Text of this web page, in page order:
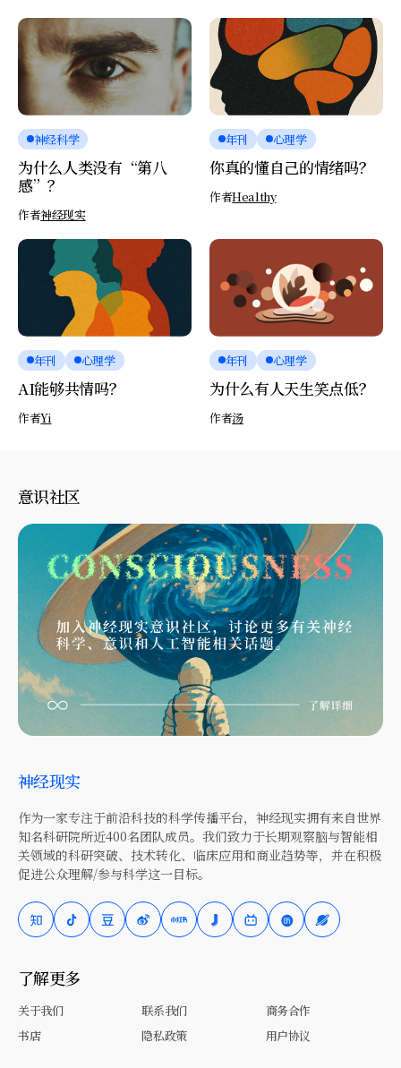
神经科学
为什么人类没有“第八
感”？
作者神经现实
年刊 心理学
你真的懂自己的情绪吗？
作者Healthy
年刊 心理学
AI能够共情吗？
作者Yi
年刊 心理学
为什么有人天生笑点低？
作者汤
意识社区
神经现实
作为一家专注于前沿科技的科学传播平台，神经现实拥有来自世界
知名科研院所近400名团队成员。我们致力于长期观察脑与智能相
关领域的科研突破、技术转化、临床应用和商业趋势等，并在积极
促进公众理解/参与科学这一目标。
了解更多
关于我们 联系我们
商务合作
书店
隐私政策 用户协议